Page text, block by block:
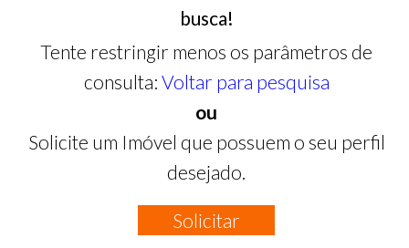
busca!
Tente restringir menos os parâmetros de
consulta: Voltar para pesquisa
ou
Solicite um Imóvel que possuem o seu perfil
desejado.
Solicitar